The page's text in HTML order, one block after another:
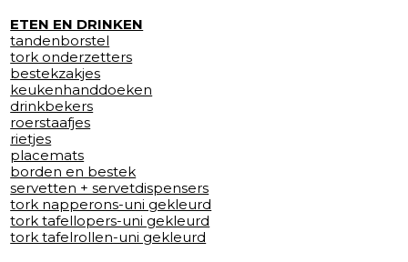
ETEN EN DRINKEN
tandenborstel
tork onderzetters
bestekzakjes
keukenhanddoeken
drinkbekers
roerstaafjes
rietjes
placemats
borden en bestek
servetten + servetdispensers
tork napperons-uni gekleurd
tork tafellopers-uni gekleurd
tork tafelrollen-uni gekleurd